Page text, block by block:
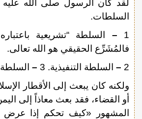
لقد كان الرسول صلى الله
السلطات.
1
– السلطة “تشريعية
فالمُشَرِّع الحقيقي هو الله تعالى.
2
– السلطة التنفيذية. 3 –
ولكنه كان يبعث إلى الأقطار
أو القضاء، فقد بعث معاذاً إلى
المشهور «كيف تحكم إذا